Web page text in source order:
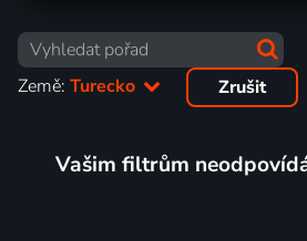
Země: Turecko Zrušit
Vašim filtrům